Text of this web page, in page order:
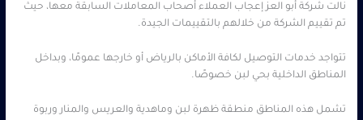
نالت شركة أبو العز إعجاب العملاء أصحاب المعاملات السابقة معها، حيث
تم تقييم الشركة من خلالهم بالتقييمات الجيدة.
تتواجد خدمات التوصيل لكافة الأماكن بالرياض أو خارجها عمومًا، وبداخل
المناطق الداخلية بحي لبن خصوصًا.
تشمل هذه المناطق منطقة ظهرة لبن وماهدية والعريس والمنار وربوة